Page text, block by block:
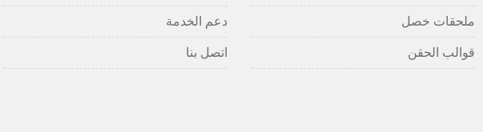
ملحقات خصل
قوالب الحقن
دعم الخدمة
اتصل بنا